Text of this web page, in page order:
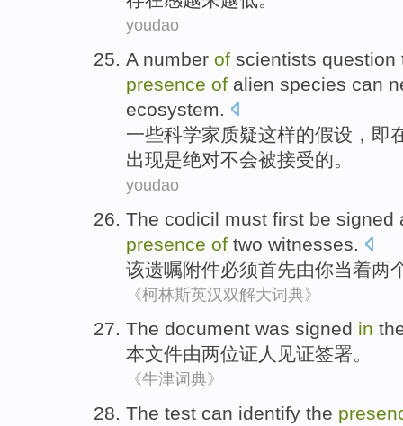
youdao
A number of scientists question
presence of alien species can
ecosystem.
一些科学家质疑这样的假设 ，即
出现是绝对不会被接受的。
youdao
The codicil must first be signed
presence of two witnesses.
该遗嘱附件必须首先由你当着两
《柯林斯英汉双解大词典》
The document was signed in
本文件由两位证人见证签署。
《牛津词典》
The test can identify the